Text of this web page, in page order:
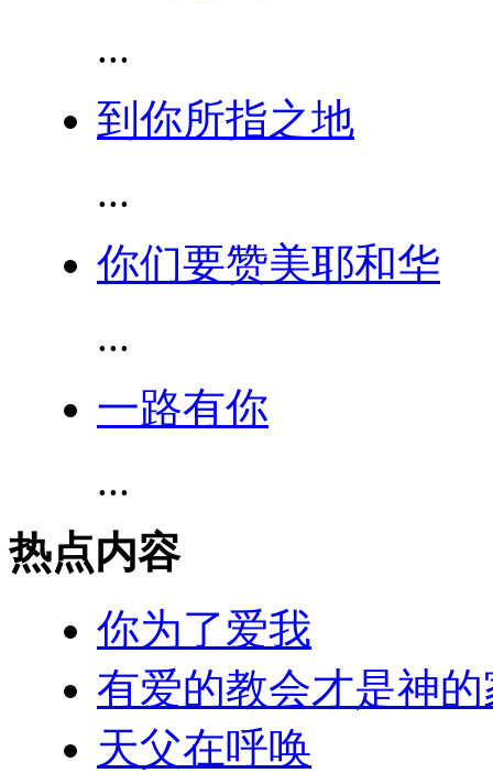
...
到你所指之地
...
你们要赞美耶和华
...
一路有你
...
热点内容
你为了爱我
有爱的教会才是神的
天父在呼唤